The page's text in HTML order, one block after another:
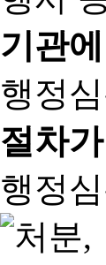
기관
행정
절차
행정